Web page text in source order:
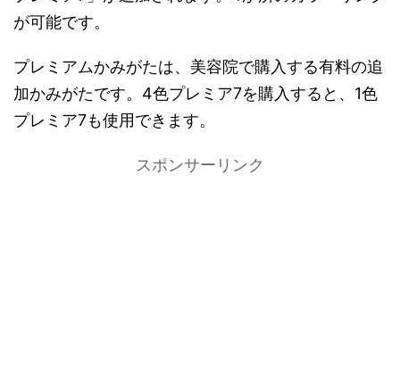
が可能です。
プレミアムかみがたは、美容院で購入する有料の追
加かみがたです。4色プレミア7を購入すると、1色
プレミア7も使用できます。
スポンサーリンク